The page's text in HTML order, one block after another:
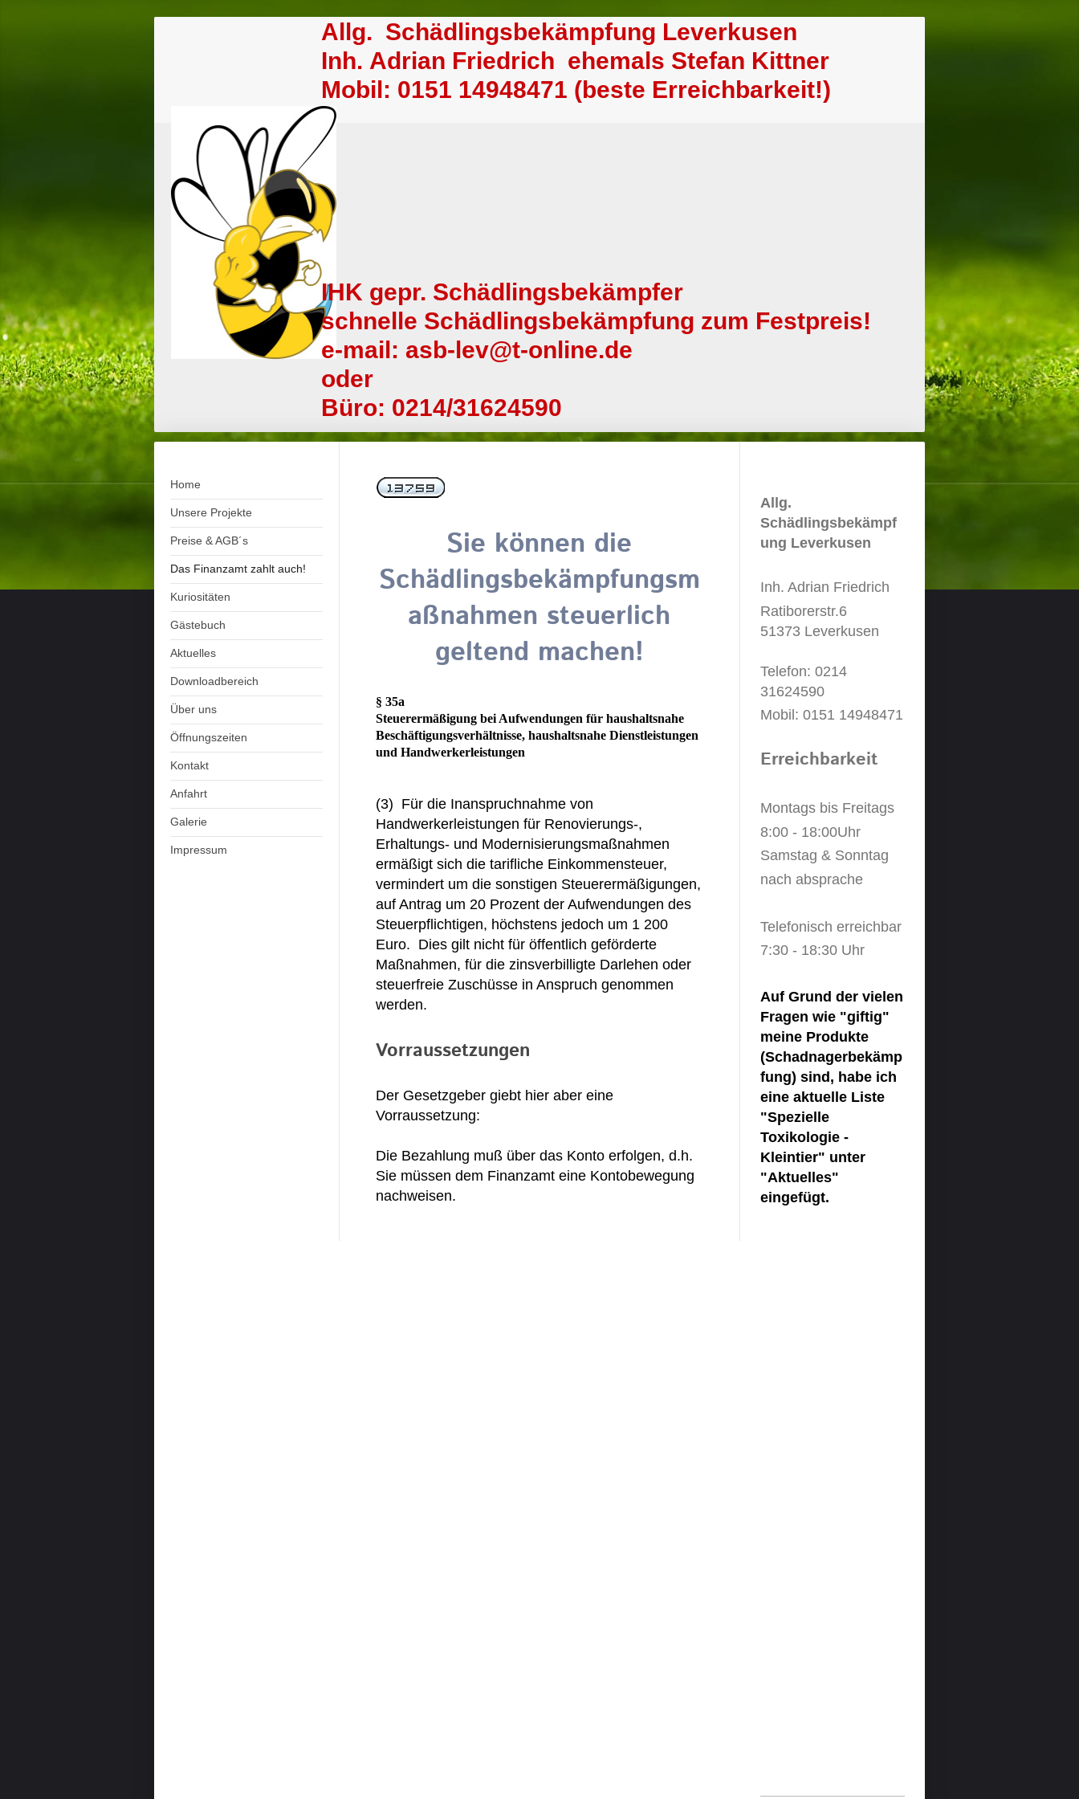
Allg. Schädlingsbekämpfung Leverkusen
Inh. Adrian Friedrich ehemals Stefan Kittner
Mobil: 0151 14948471 (beste Erreichbarkeit!)
IHK gepr. Schädlingsbekämpfer
schnelle Schädlingsbekämpfung zum Festpreis!
e-mail: asb-lev@t-online.de
oder
Büro: 0214/31624590
Home
Unsere Projekte
Preise & AGB´s
Das Finanzamt zahlt auch!
Kuriositäten
Gästebuch
Aktuelles
Downloadbereich
Über uns
Öffnungszeiten
Kontakt
Anfahrt
Galerie
Impressum
Sie können die
Schädlingsbekämpfungsm
aßnahmen steuerlich
geltend machen!
§ 35a
Steuerermäßigung bei Aufwendungen für haushaltsnahe
Beschäftigungsverhältnisse, haushaltsnahe Dienstleistungen
und Handwerkerleistungen
(3) Für die Inanspruchnahme von
Handwerkerleistungen für Renovierungs-,
Erhaltungs- und Modernisierungsmaßnahmen
ermäßigt sich die tarifliche Einkommensteuer,
vermindert um die sonstigen Steuerermäßigungen,
auf Antrag um 20 Prozent der Aufwendungen des
Steuerpflichtigen, höchstens jedoch um 1 200
Euro. Dies gilt nicht für öffentlich geförderte
Maßnahmen, für die zinsverbilligte Darlehen oder
steuerfreie Zuschüsse in Anspruch genommen
werden.
Vorraussetzungen
Der Gesetzgeber giebt hier aber eine
Vorraussetzung:
Die Bezahlung muß über das Konto erfolgen, d.h.
Sie müssen dem Finanzamt eine Kontobewegung
nachweisen.
Allg.
Schädlingsbekämpf
ung Leverkusen
Inh. Adrian Friedrich
Ratiborerstr.6
51373 Leverkusen
Telefon: 0214
31624590
Mobil: 0151 14948471
Erreichbarkeit
Montags bis Freitags
8:00 - 18:00Uhr
Samstag & Sonntag
nach absprache
Telefonisch erreichbar
7:30 - 18:30 Uhr
Auf Grund der vielen
Fragen wie "giftig"
meine Produkte
(Schadnagerbekämp
fung) sind, habe ich
eine aktuelle Liste
"Spezielle
Toxikologie -
Kleintier" unter
"Aktuelles"
eingefügt.